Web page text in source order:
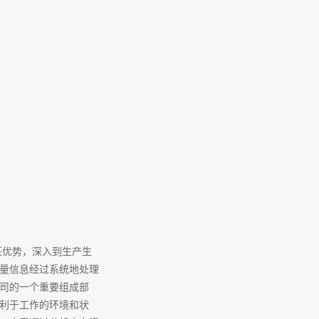
势，深入到生产生
信息经过系统地处理
的一个重要组成部
于工作的环境和状